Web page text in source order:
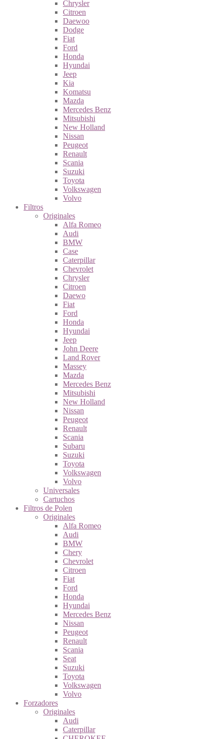
Chrysler
Citroen
Daewoo
Dodge
Fiat
Ford
Honda
Hyundai
Jeep
Kia
Komatsu
Mazda
Mercedes Benz
Mitsubishi
New Holland
Nissan
Peugeot
Renault
Scania
Suzuki
Toyota
Volkswagen
Volvo
Filtros
Originales
Alfa Romeo
Audi
BMW
Case
Caterpillar
Chevrolet
Chrysler
Citroen
Daewo
Fiat
Ford
Honda
Hyundai
Jeep
John Deere
Land Rover
Massey
Mazda
Mercedes Benz
Mitsubishi
New Holland
Nissan
Peugeot
Renault
Scania
Subaru
Suzuki
Toyota
Volkswagen
Volvo
Universales
Cartuchos
Filtros de Polen
Originales
Alfa Romeo
Audi
BMW
Chery
Chevrolet
Citroen
Fiat
Ford
Honda
Hyundai
Mercedes Benz
Nissan
Peugeot
Renault
Scania
Seat
Suzuki
Toyota
Volkswagen
Volvo
Forzadores
Originales
Audi
Caterpillar